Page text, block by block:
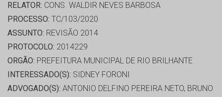
RELATOR: CONS. WALDIR NEVES BARBOSA
PROCESSO: TC/103/2020
ASSUNTO: REVISÃO 2014
PROTOCOLO: 2014229
ORGÃO: PREFEITURA MUNICIPAL DE RIO BRILHANTE
INTERESSADO(S): SIDNEY FORONI
ADVOGADO(S): ANTONIO DELFINO PEREIRA NETO, BRUNO